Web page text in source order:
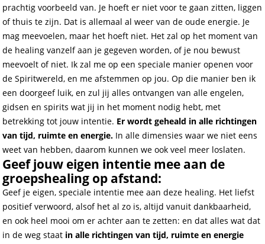
prachtig voorbeeld van. Je hoeft er niet voor te gaan zitten, liggen
of thuis te zijn. Dat is allemaal al weer van de oude energie. Je
mag meevoelen, maar het hoeft niet. Het zal op het moment van
de healing vanzelf aan je gegeven worden, of je nou bewust
meevoelt of niet. Ik zal me op een speciale manier openen voor
de Spiritwereld, en me afstemmen op jou. Op die manier ben ik
een doorgeef luik, en zul jij alles ontvangen van alle engelen,
gidsen en spirits wat jij in het moment nodig hebt, met
betrekking tot jouw intentie. Er wordt geheald in alle richtingen
van tijd, ruimte en energie. In alle dimensies waar we niet eens
weet van hebben, daarom kunnen we ook veel meer loslaten.
Geef jouw eigen intentie mee aan de
groepshealing op afstand:
Geef je eigen, speciale intentie mee aan deze healing. Het liefst
positief verwoord, alsof het al zo is, altijd vanuit dankbaarheid,
en ook heel mooi om er achter aan te zetten: en dat alles wat dat
in de weg staat in alle richtingen van tijd, ruimte en energie